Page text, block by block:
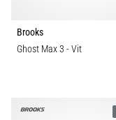
Brooks
Ghost Max 3 - Vit